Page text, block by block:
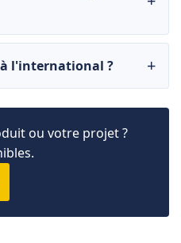
l'international ?
ou votre projet ?